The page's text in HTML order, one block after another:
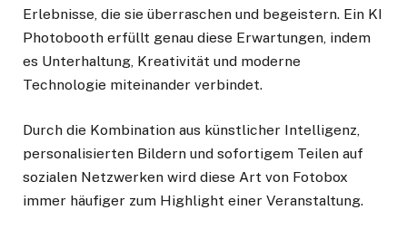
Erlebnisse, die sie überraschen und begeistern. Ein KI
Photobooth erfüllt genau diese Erwartungen, indem
es Unterhaltung, Kreativität und moderne
Technologie miteinander verbindet.
Durch die Kombination aus künstlicher Intelligenz,
personalisierten Bildern und sofortigem Teilen auf
sozialen Netzwerken wird diese Art von Fotobox
immer häufiger zum Highlight einer Veranstaltung.